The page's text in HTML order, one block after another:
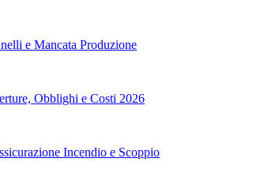
e Mancata Produzione
Obblighi e Costi 2026
Incendio e Scoppio